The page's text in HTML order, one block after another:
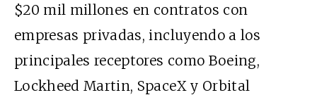
$20 mil millones en contratos con
empresas privadas, incluyendo a los
principales receptores como Boeing,
Lockheed Martin, SpaceX y Orbital